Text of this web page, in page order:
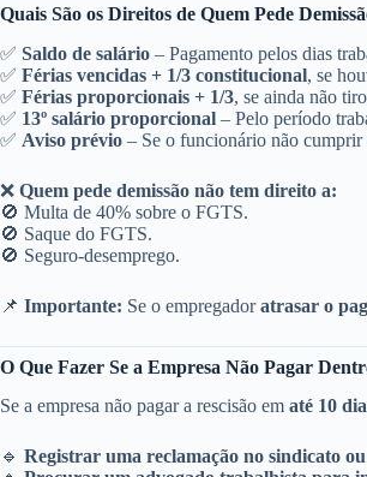
Quais São os Direitos de Quem Pede
✅ Saldo de salário – Pagamento pelos dias
✅ Férias vencidas + 1/3 constitucional, se
✅ Férias proporcionais + 1/3, se ainda não
✅ 13º salário proporcional – Pelo período
✅ Aviso prévio – Se o funcionário não
❌ Quem pede demissão não tem direito a:
🚫 Multa de 40% sobre o FGTS.
🚫 Saque do FGTS.
🚫 Seguro-desemprego.
📌 Importante: Se o empregadoratrasar o
O Que Fazer Se a Empresa Não Pagar
Se a empresa não pagar a rescisão em até 10
🔹 Registrar uma reclamação no sindicato